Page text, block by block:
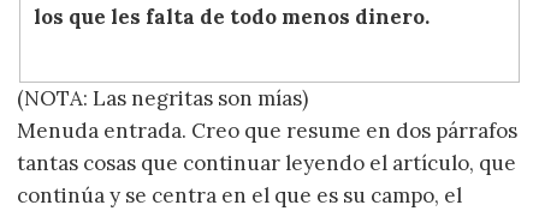
los que les falta de todo menos dinero.
(NOTA: Las negritas son mías)
Menuda entrada. Creo que resume en dos párrafos
tantas cosas que continuar leyendo el artículo, que
continúa y se centra en el que es su campo, el